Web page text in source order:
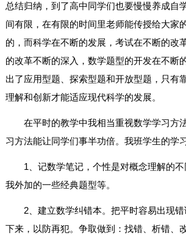
总结归纳，到了高中同学们也要慢慢养成自
间有限，在有限的时间里老师能传授给大家
的，而科学在不断的发展，考试在不断的改
的改革不断的深入，数学题型的开发在不断
出了应用型题、探索型题和开放型题，只有
理解和创新才能适应现代科学的发展。
在平时的教学中我相当重视数学学习方
习方法能让同学们事半功倍。我班学生的学
1、记数学笔记，个性是对概念理解的不
我外加的一些经典题型等。
2、建立数学纠错本。把平时容易出现
下来，以防再犯。争取做到：找错、析错、